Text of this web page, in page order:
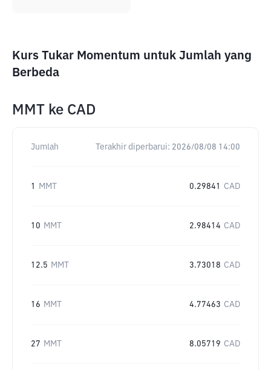
Kurs Tukar Momentum untuk Jumlah yang
Berbeda
MMT ke CAD
Jumlah Terakhir diperbarui: 2026/08/08 14:00
1 MMT 0.29841 CAD
10 MMT 2.98414 CAD
12.5 MMT 3.73018 CAD
16 MMT 4.77463 CAD
27 MMT 8.05719 CAD